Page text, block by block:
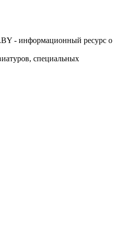
- информационный ресурс о
специальных